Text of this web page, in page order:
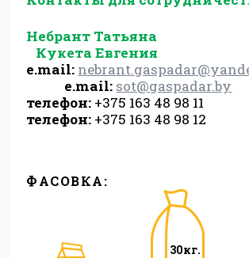
Небрант Татьяна
Кукета Евгения
e.mail:
e.mail: sot@gaspadar.by
телефон: +375 163 48 98 11
телефон: +375 163 48 98 12
ФАСОВКА:
30кг.